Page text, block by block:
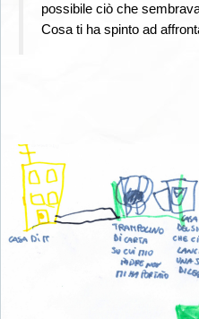
possibile ciò che
Cosa ti ha spinto ad